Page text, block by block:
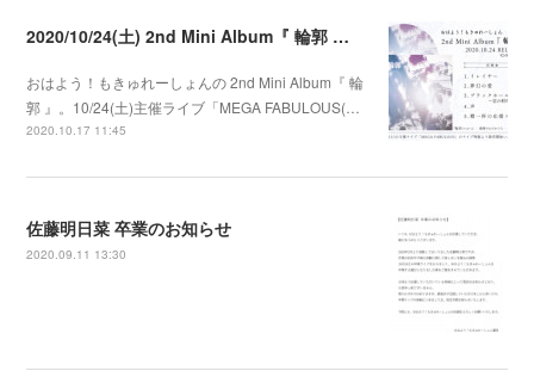
2020/10/24(土) 2nd Mini Album『 輪郭 』発売決定
おはよう！もきゅれーしょんの 2nd Mini Album『 輪
郭 』。10/24(土)主催ライブ「MEGA FABULOUS(…
2020.10.17 11:45
佐藤明日菜 卒業のお知らせ
2020.09.11 13:30